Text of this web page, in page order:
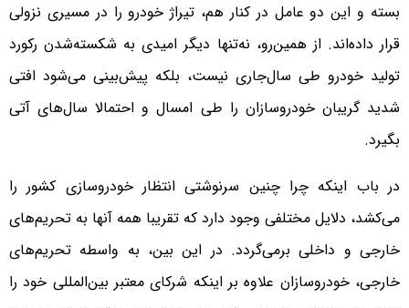
بسته و این دو عامل در کنار هم، تیراژ خودرو را در مسیری نزولی
قرار داده‌اند. از همین‌رو، نه‌تنها دیگر امیدی به شکسته‌شدن رکورد
تولید خودرو طی سال‌جاری نیست، بلکه پیش‌بینی می‌شود افتی
شدید گریبان خودروسازان را طی امسال و احتمالا سال‌های آتی
بگیرد.
در باب اینکه چرا چنین سرنوشتی انتظار خودروسازی کشور را
می‌کشد، دلایل مختلفی وجود دارد که تقریبا همه آنها به تحریم‌های
خارجی و داخلی برمی‌گردد. در این بین، به واسطه تحریم‌های
خارجی، خودروسازان علاوه بر اینکه شرکای معتبر بین‌المللی خود را